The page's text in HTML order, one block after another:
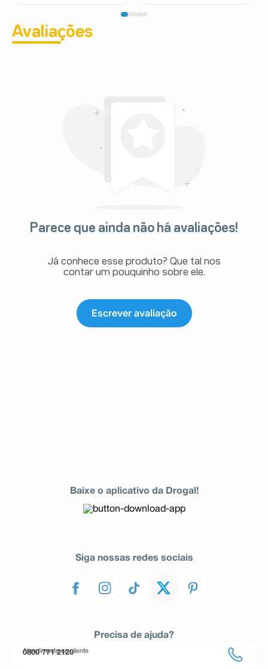
Avaliações
Parece que ainda não há avaliações!
Já conhece esse produto? Que tal nos
contar um pouquinho sobre ele.
Escrever avaliação
Baixe o aplicativo da Drogal!
Siga nossas redes sociais
Precisa de ajuda?
Atendimento ao cliente
0800 771 2120